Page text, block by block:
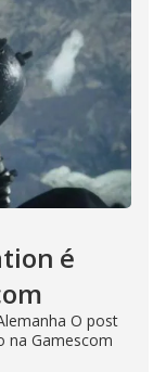
é
O post
na Gamescom